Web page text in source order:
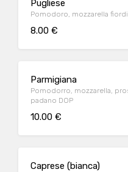
Pugliese
Pomodoro, mozzarella
8.00 €
Parmigiana
Pomodorro, mozzarella,
padano DOP
10.00 €
Caprese (bianca)